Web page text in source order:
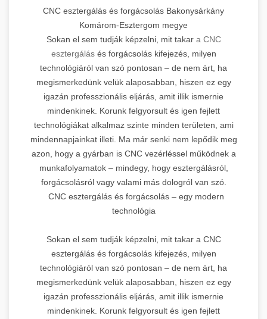
CNC esztergálás és forgácsolás Bakonysárkány
Komárom-Esztergom megye
Sokan el sem tudják képzelni, mit takar a CNC
esztergálásés forgácsolás kifejezés, milyen
technológiáról van szó pontosan – de nem árt, ha
megismerkedünk velük alaposabban, hiszen ez egy
igazán professzionális eljárás, amit illik ismernie
mindenkinek. Korunk felgyorsult és igen fejlett
technológiákat alkalmaz szinte minden területen, ami
mindennapjainkat illeti. Ma már senki nem lepődik meg
azon, hogy a gyárban is CNC vezérléssel működnek a
munkafolyamatok – mindegy, hogy esztergálásról,
forgácsolásról vagy valami más dologról van szó.
CNC esztergálás és forgácsolás – egy modern
technológia
Sokan el sem tudják képzelni, mit takar a CNC
esztergálás és forgácsolás kifejezés, milyen
technológiáról van szó pontosan – de nem árt, ha
megismerkedünk velük alaposabban, hiszen ez egy
igazán professzionális eljárás, amit illik ismernie
mindenkinek. Korunk felgyorsult és igen fejlett